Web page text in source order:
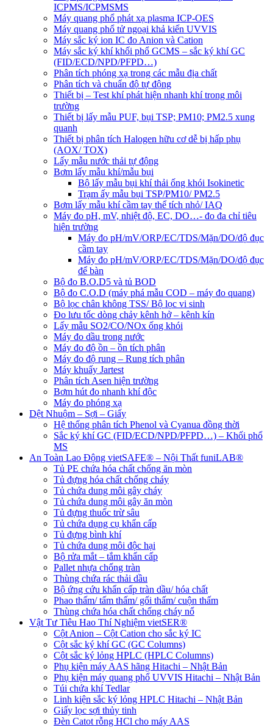
ICPMS/ICPMSMS
Máy quang phổ phát xạ plasma ICP-OES
Máy quang phổ tử ngoại khả kiến UVVIS
Máy sắc ký ion IC đo Anion và Cation
Máy sắc ký khí khối phổ GCMS – sắc ký khí GC
(FID/ECD/NPD/PFPD…)
Phân tích phóng xạ trong các mẫu địa chất
Phân tích và chuẩn độ tự động
Thiết bị – Test khí phát hiện nhanh khí trong môi
trường
Thiết bị lấy mẫu PUF, bụi TSP; PM10; PM2.5 xung
quanh
Thiết bị phân tích Halogen hữu cơ dễ bị hấp phụ
(AOX/ TOX)
Lấy mẫu nước thải tự động
Bơm lấy mẫu khí/mẫu bụi
Bộ lấy mẫu bụi khí thải ống khói Isokinetic
Trạm ấy mẫu bụi TSP/PM10/ PM2.5
Bơm lấy mẫu khí cầm tay thể tích nhỏ/ IAQ
Máy đo pH, mV, nhiệt độ, EC, DO…- đo đa chỉ tiêu
hiện trường
Máy đo pH/mV/ORP/EC/TDS/Mặn/DO/độ đục
cầm tay
Máy đo pH/mV/ORP/EC/TDS/Mặn/DO/độ đục
để bàn
Bộ đo B.O.D5 và tủ BOD
Bộ đo C.O.D (máy phá mẫu COD – máy đo quang)
Bộ lọc chân không TSS/ Bộ lọc vi sinh
Đo lưu tốc dòng chảy kênh hở – kênh kín
Lấy mẫu SO2/CO/NOx ống khói
Máy đo dầu trong nước
Máy đo độ ồn – ồn tích phân
Máy đo độ rung – Rung tích phân
Máy khuấy Jartest
Phân tích Asen hiện trường
Bơm hút đo nhanh khí độc
Máy đo phóng xạ
Dệt Nhuộm – Sợi – Giấy
Hệ thống phân tích Phenol và Cyanua đồng thời
Sắc ký khí GC (FID/ECD/NPD/PFPD…) – Khối phổ
MS
An Toàn Lao Động vietSAFE® – Nội Thất funiLAB®
Tủ PE chứa hóa chất chống ăn mòn
Tủ đựng hóa chất chống cháy
Tủ chứa dung môi gây cháy
Tủ chứa dung môi gây ăn mòn
Tủ đựng thuốc trừ sâu
Tủ chứa dụng cụ khẩn cấp
Tủ đựng bình khí
Tủ chứa dung môi độc hại
Bộ rửa mắt – tắm khẩn cấp
Pallet nhựa chống tràn
Thùng chứa rác thải dầu
Bộ ứng cứu khẩn cấp tràn dầu/ hóa chất
Phao thấm/ tấm thấm/ gối thấm/ cuộn thấm
Thùng chứa hóa chất chống cháy nổ
Vật Tư Tiêu Hao Thí Nghiệm vietSER®
Cột Anion – Cột Cation cho sắc ký IC
Cột sắc ký khí GC (GC Columns)
Cột sắc ký lỏng HPLC (HPLC Columns)
Phụ kiện máy AAS hãng Hitachi – Nhật Bản
Phụ kiện máy quang phổ UVVIS Hitachi – Nhật Bản
Túi chứa khí Tedlar
Linh kiện sắc ký lỏng HPLC Hitachi – Nhật Bản
Giấy lọc sợi thủy tinh
Đèn Catot rỗng HCl cho máy AAS